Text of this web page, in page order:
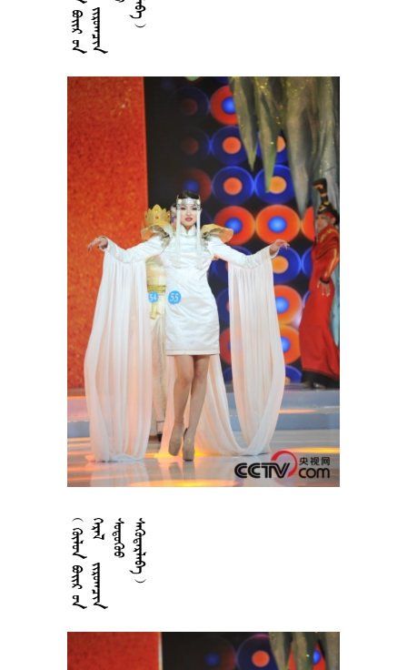










































 